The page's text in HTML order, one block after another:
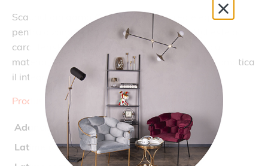
Scaunul din gama OASIS
este alegerea eleganta
pentru o zona de dining in care rafinamentul este o
caracteristica de baza. Scaunul este tapitat cu
material textil, pentru un plus de confort, iar cromatica
il integreaza in decoruri dintre cele mai diverse.
Produs disponibil doar pentru Bucuresti si Ilfov.
Adancime (cm)
60
Latime (cm)
53